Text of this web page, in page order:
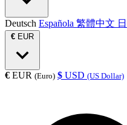
Deutsch Española 繁體中文
€ EUR
€ EUR (Euro) $ USD (US Dollar)